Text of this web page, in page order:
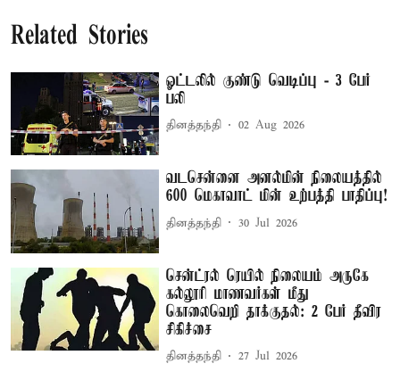
Related Stories
ஓட்டலில் குண்டு வெடிப்பு - 3 பேர்
பலி
தினத்தந்தி 02 Aug 2026
வடசென்னை அனல்மின் நிலையத்தில்
600 மெகாவாட் மின் உற்பத்தி பாதிப்பு!
தினத்தந்தி 30 Jul 2026
சென்ட்ரல் ரெயில் நிலையம் அருகே
கல்லூரி மாணவர்கள் மீது
கொலைவெறி தாக்குதல்: 2 பேர் தீவிர
சிகிச்சை
தினத்தந்தி 27 Jul 2026